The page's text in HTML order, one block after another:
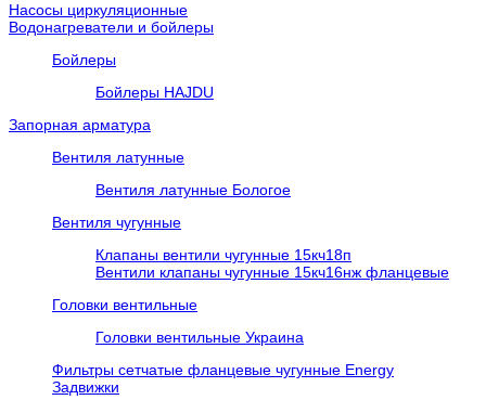
Насосы циркуляционные
Водонагреватели и бойлеры
Бойлеры
Бойлеры HAJDU
Запорная арматура
Вентиля латунные
Вентиля латунные Бологое
Вентиля чугунные
Клапаны вентили чугунные 15кч18п
Вентили клапаны чугунные 15кч16нж фланцевые
Головки вентильные
Головки вентильные Украина
Фильтры сетчатые фланцевые чугунные Energy
Задвижки